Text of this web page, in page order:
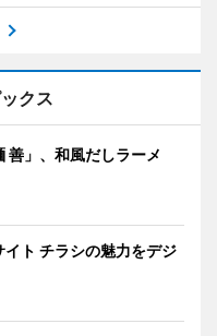
クス
善」、和風だしラーメ
ト チラシの魅力をデジ